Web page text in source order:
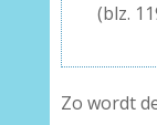
(blz.
Zo wordt